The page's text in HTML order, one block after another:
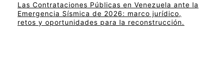
Las Contrataciones Públicas en Venezuela ante la
Emergencia Sísmica de 2026: marco jurídico,
retos y oportunidades para la reconstrucción.